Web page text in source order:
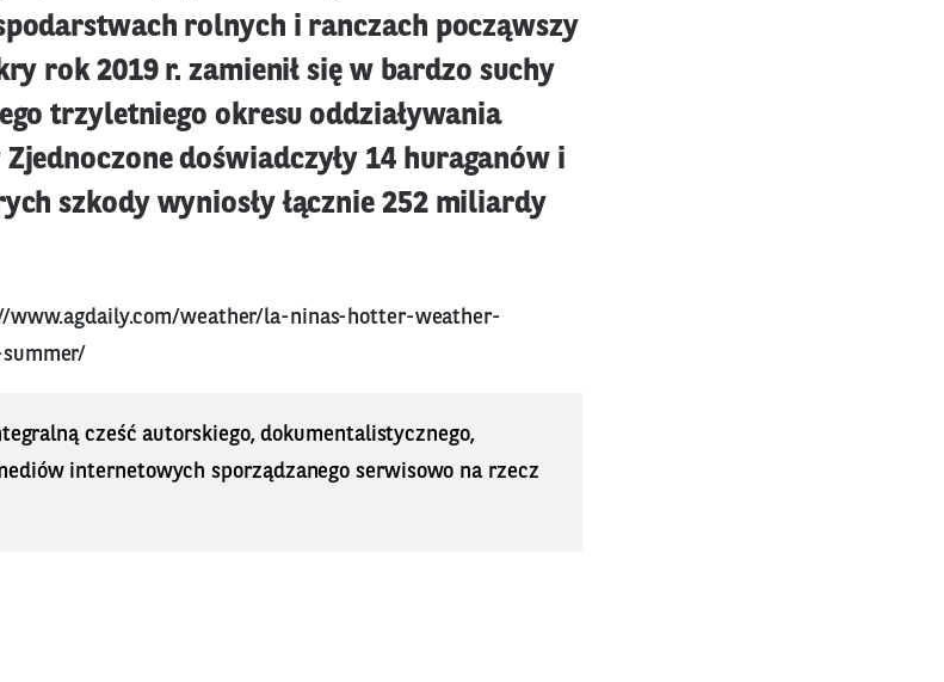
rolnych i ranczach począwszy
rok 2019 r. zamienił się w bardzo suchy
trzyletniego okresu oddziaływania
doświadczyły 14 huraganów i
szkody wyniosły łącznie 252 miliardy
www.agdaily.com/weather/la-ninas-hotter-weather-
cześć autorskiego, dokumentalistycznego,
internetowych sporządzanego serwisowo na rzecz